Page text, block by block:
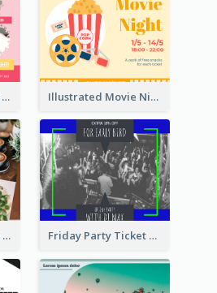
Pink Cancer Charity Facebook Post Illustrated Movie Night Facebook Post With Details
Brown Coffee Photo Coffee Shop Facebook Post Friday Party Ticket Facebook Post